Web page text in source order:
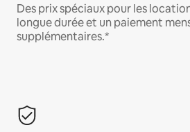
Des prix spéciaux pour les
longue durée et un paiement
supplémentaires.*